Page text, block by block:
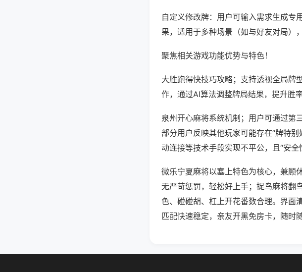
自定义修改牌：用户可输入需求生成专
果，适用于多种场景（如与好友对局）
聚焦相关游戏功能优势与特色！
大胜跑得快技巧攻略；支持透视全局牌
作，通过AI算法调整牌局结果，提升胜率
泉州开心麻将系统机制；用户可通过第
部分用户反映其他玩家可能存在“牌特
动连接等技术手段实现不平公，且“安全
微乐宁夏麻将以塞上特色为核心，兼顾
无严苛惩罚，轻松好上手；捉鸟麻将翻
色、碰碰胡、杠上开花番数合理。界面
匹配快速稳定，亲友开黑免房卡，随时